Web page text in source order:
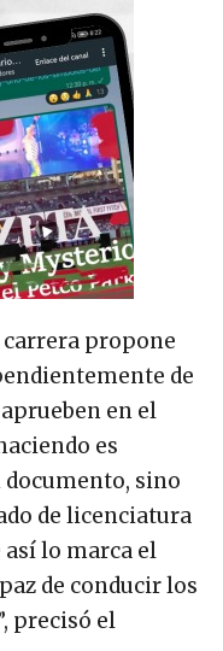
propone
de
en el
es
documento, sino
de licenciatura
lo marca el
de conducir los
precisó el